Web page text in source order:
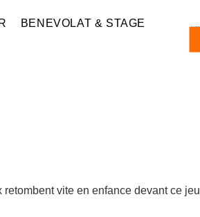
BENEVOLAT & STAGE
retombent vite en enfance devant ce jeu